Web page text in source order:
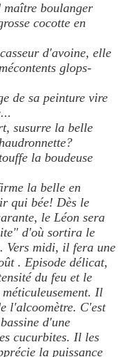
maître boulanger
cocotte en
d'avoine, elle
glops-
de sa peinture vire
susurre la belle
la boudeuse
la belle en
qui bée! Dès le
le Léon sera
d'où sortira le
Vers midi, il fera une
. Episode délicat,
du feu et le
Il
l'alcoomètre. C'est
d'une
cucurbites. Il les
la puissance